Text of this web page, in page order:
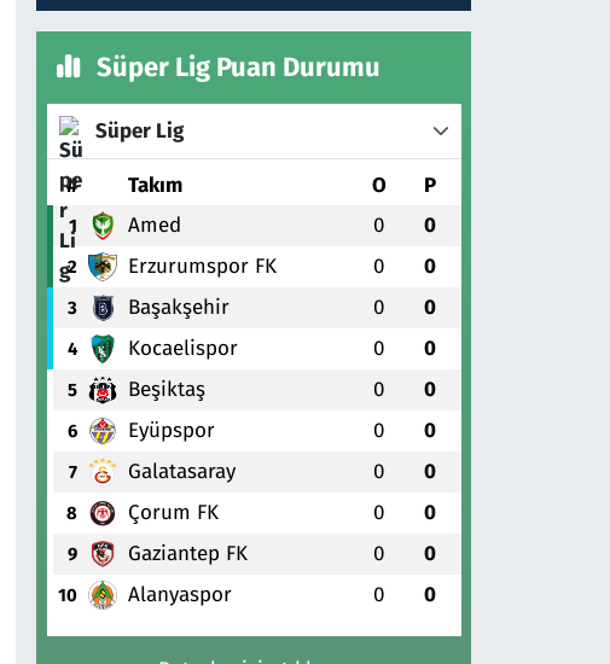
Süper Lig Puan Durumu
Süper Lig
# Takım O P
1 Amed 0 0
2 Erzurumspor FK 0 0
3 Başakşehir 0 0
4 Kocaelispor 0 0
5 Beşiktaş 0 0
6 Eyüpspor 0 0
7 Galatasaray 0 0
8 Çorum FK 0 0
9 Gaziantep FK 0 0
10 Alanyaspor 0 0